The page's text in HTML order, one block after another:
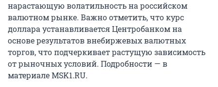
нарастающую волатильность на российском
валютном рынке. Важно отметить, что курс
доллара устанавливается Центробанком на
основе результатов внебиржевых валютных
торгов, что подчеркивает растущую зависимость
от рыночных условий. Подробности — в
материале MSK1.RU.